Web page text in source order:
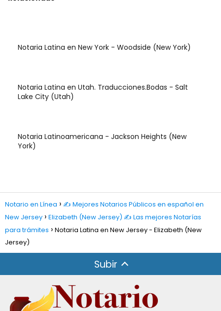
Notaria Latina en New York - Woodside (New York)
Notaria Latina en Utah. Traducciones.Bodas - Salt
Lake City (Utah)
Notaria Latinoamericana - Jackson Heights (New
York)
Notario en Línea
✍️ Mejores Notarios Públicos en español en
New Jersey
Elizabeth (New Jersey) ✍️ Las mejores Notarías
para trámites
Notaria Latina en New Jersey - Elizabeth (New
Jersey)
Subir